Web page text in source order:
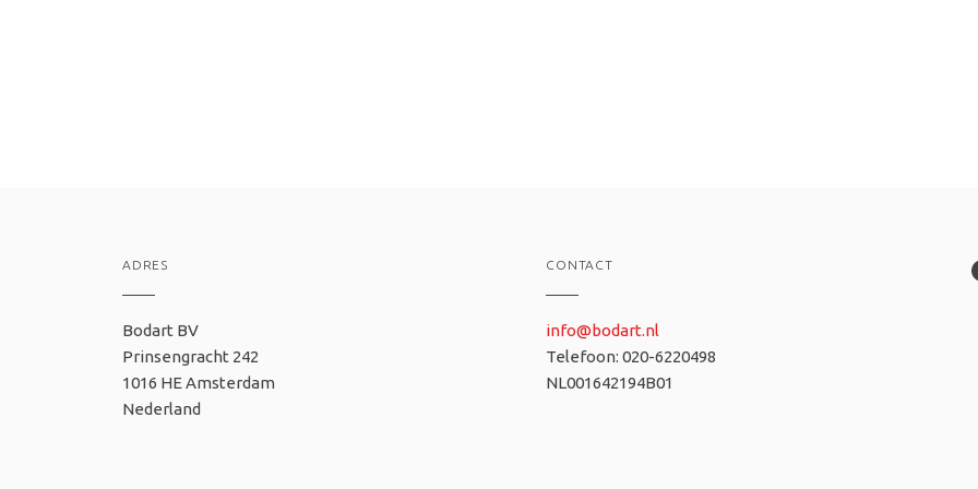
ADRES
Bodart BV
Prinsengracht 242
1016 HE Amsterdam
Nederland
CONTACT
info@bodart.nl
Telefoon: 020-6220498
NL001642194B01